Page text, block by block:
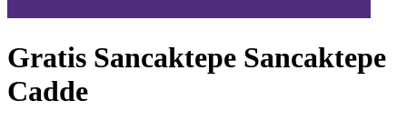
Gratis Sancaktepe Sancaktepe
Cadde